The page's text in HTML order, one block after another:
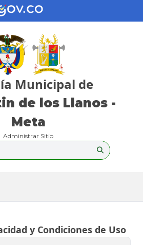
Municipal de
de los Llanos -
Meta
Administrar Sitio
y Condiciones de Uso